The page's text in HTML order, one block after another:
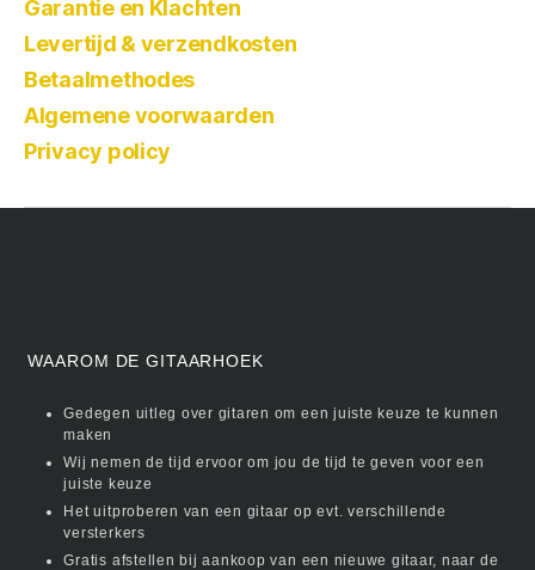
Garantie en Klachten
Levertijd & verzendkosten
Betaalmethodes
Algemene voorwaarden
Privacy policy
WAAROM DE GITAARHOEK
Gedegen uitleg over gitaren om een juiste keuze te kunnen
maken
Wij nemen de tijd ervoor om jou de tijd te geven voor een
juiste keuze
Het uitproberen van een gitaar op evt. verschillende
versterkers
Gratis afstellen bij aankoop van een nieuwe gitaar, naar de